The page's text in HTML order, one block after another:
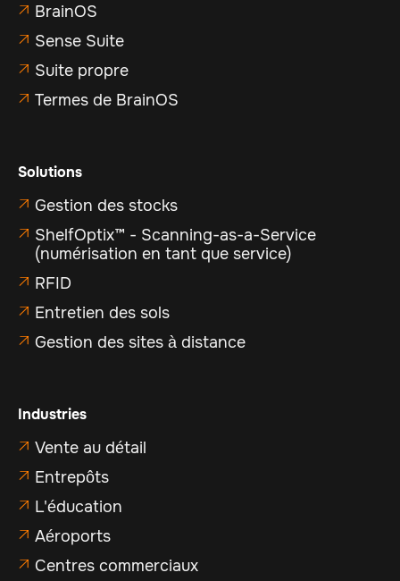
 BrainOS
 Sense Suite
 Suite propre
 Termes de BrainOS
Solutions
 Gestion des stocks
 ShelfOptix™ - Scanning-as-a-Service
(numérisation en tant que service)
 RFID
 Entretien des sols
 Gestion des sites à distance
Industries
 Vente au détail
 Entrepôts
 L'éducation
 Aéroports
 Centres commerciaux